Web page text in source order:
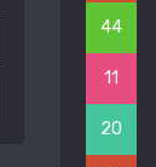
44
11
20